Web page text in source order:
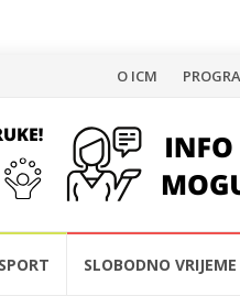
Skip
content
O ICM
SPORT SLOBODNO VRIJEME